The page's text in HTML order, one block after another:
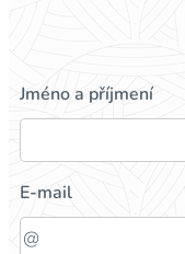
Jméno a příjmení
E-mail